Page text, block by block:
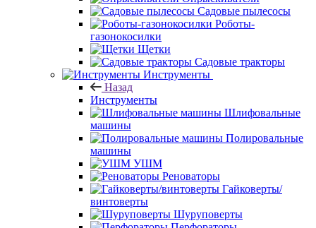
Садовые пылесосы
Роботы-
газонокосилки
Щетки
Садовые тракторы
Инструменты
Назад
Инструменты
Шлифовальные
машины
Полировальные
машины
УШМ
Реноваторы
Гайковерты/
винтоверты
Шуруповерты